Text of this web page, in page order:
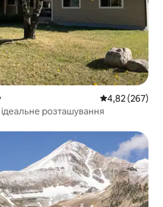
Середня
4,82 (267)
розташування